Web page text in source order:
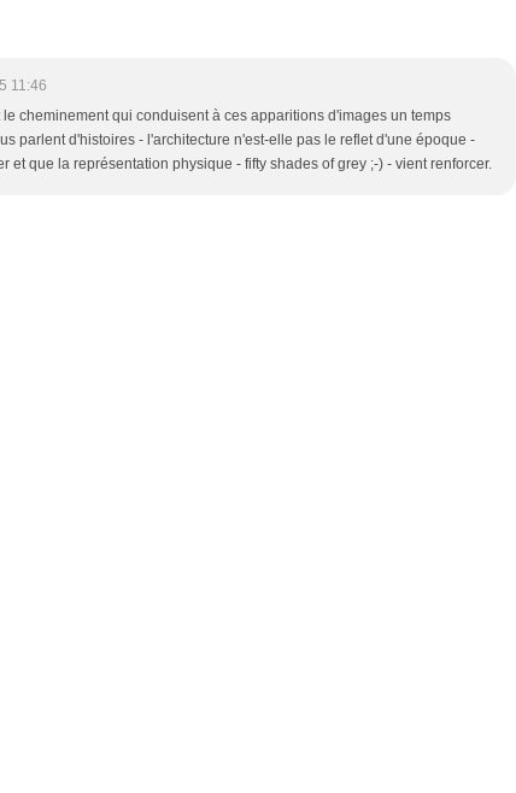
11:46
cheminement qui conduisent à ces apparitions d'images un temps
parlent d'histoires - l'architecture n'est-elle pas le reflet d'une époque -
et que la représentation physique - fifty shades of grey ;-) - vient renforcer.